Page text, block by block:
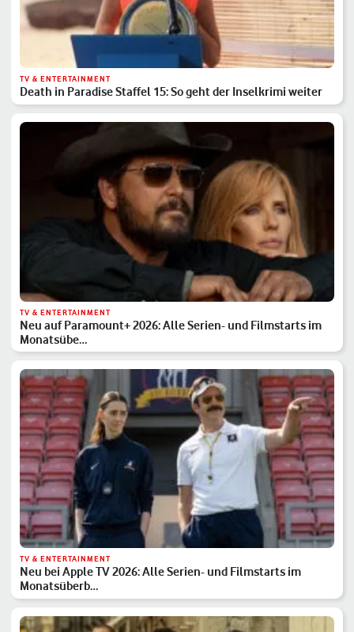
TV & ENTERTAINMENT
Death in Paradise Staffel 15: So geht der Inselkrimi weiter
TV & ENTERTAINMENT
Neu auf Paramount+ 2026: Alle Serien- und Filmstarts im
Monatsübe…
TV & ENTERTAINMENT
Neu bei Apple TV 2026: Alle Serien- und Filmstarts im
Monatsüberb…